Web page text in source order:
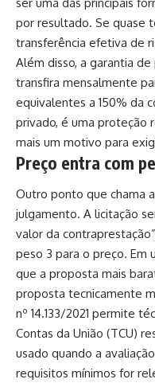
por resultado. Se quase
transferência efetiva de
Além disso, a garantia
transfira mensalmente
equivalentes a 150% da
privado, é uma proteção
mais um motivo para
Preço entra com
Outro ponto que chama
julgamento. A licitação
valor da
peso 3 para o preço. Em
que a proposta mais
proposta tecnicamente
nº 14.133/2021 permite
Contas da União (TCU)
usado quando a
requisitos mínimos for